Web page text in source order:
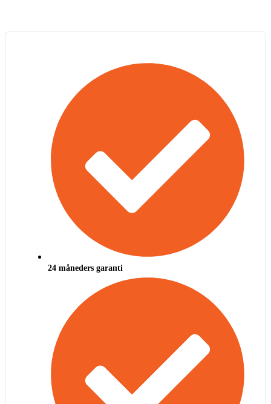
24 måneders garanti